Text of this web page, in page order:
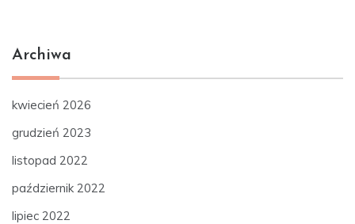
Archiwa
kwiecień 2026
grudzień 2023
listopad 2022
październik 2022
lipiec 2022